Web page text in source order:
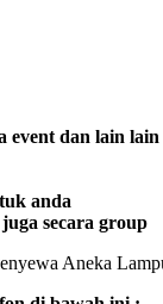
event dan lain lain
anda
secara group